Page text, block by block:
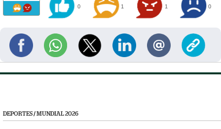
0 1 1 0
DEPORTES/MUNDIAL 2026